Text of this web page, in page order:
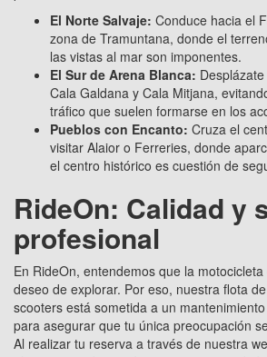
El Norte Salvaje: Conduce hacia el
zona de Tramuntana, donde el
las vistas al mar son imponentes.
El Sur de Arena Blanca:
Cala Galdana y Cala Mitjana,
tráfico que suelen formarse en los
Pueblos con Encanto: Cruza el
visitar Alaior o Ferreries, donde
el centro histórico es cuestión de
RideOn: Calidad y
profesional
En RideOn, entendemos que la
deseo de explorar. Por eso, nuestra flota
scooters está sometida a un
para asegurar que tu única preocupación
Al realizar tu reserva a través de nuestra